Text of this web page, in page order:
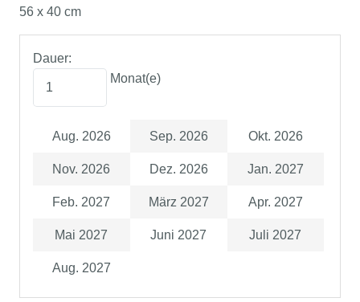
56 x 40 cm
Dauer:
Monat(e)
Aug. 2026 Sep. 2026 Okt. 2026
Nov. 2026 Dez. 2026 Jan. 2027
Feb. 2027 März 2027 Apr. 2027
Mai 2027 Juni 2027 Juli 2027
Aug. 2027